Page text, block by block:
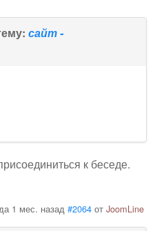
сайт -
к беседе.
1 мес. назад #2064 отJoomLine